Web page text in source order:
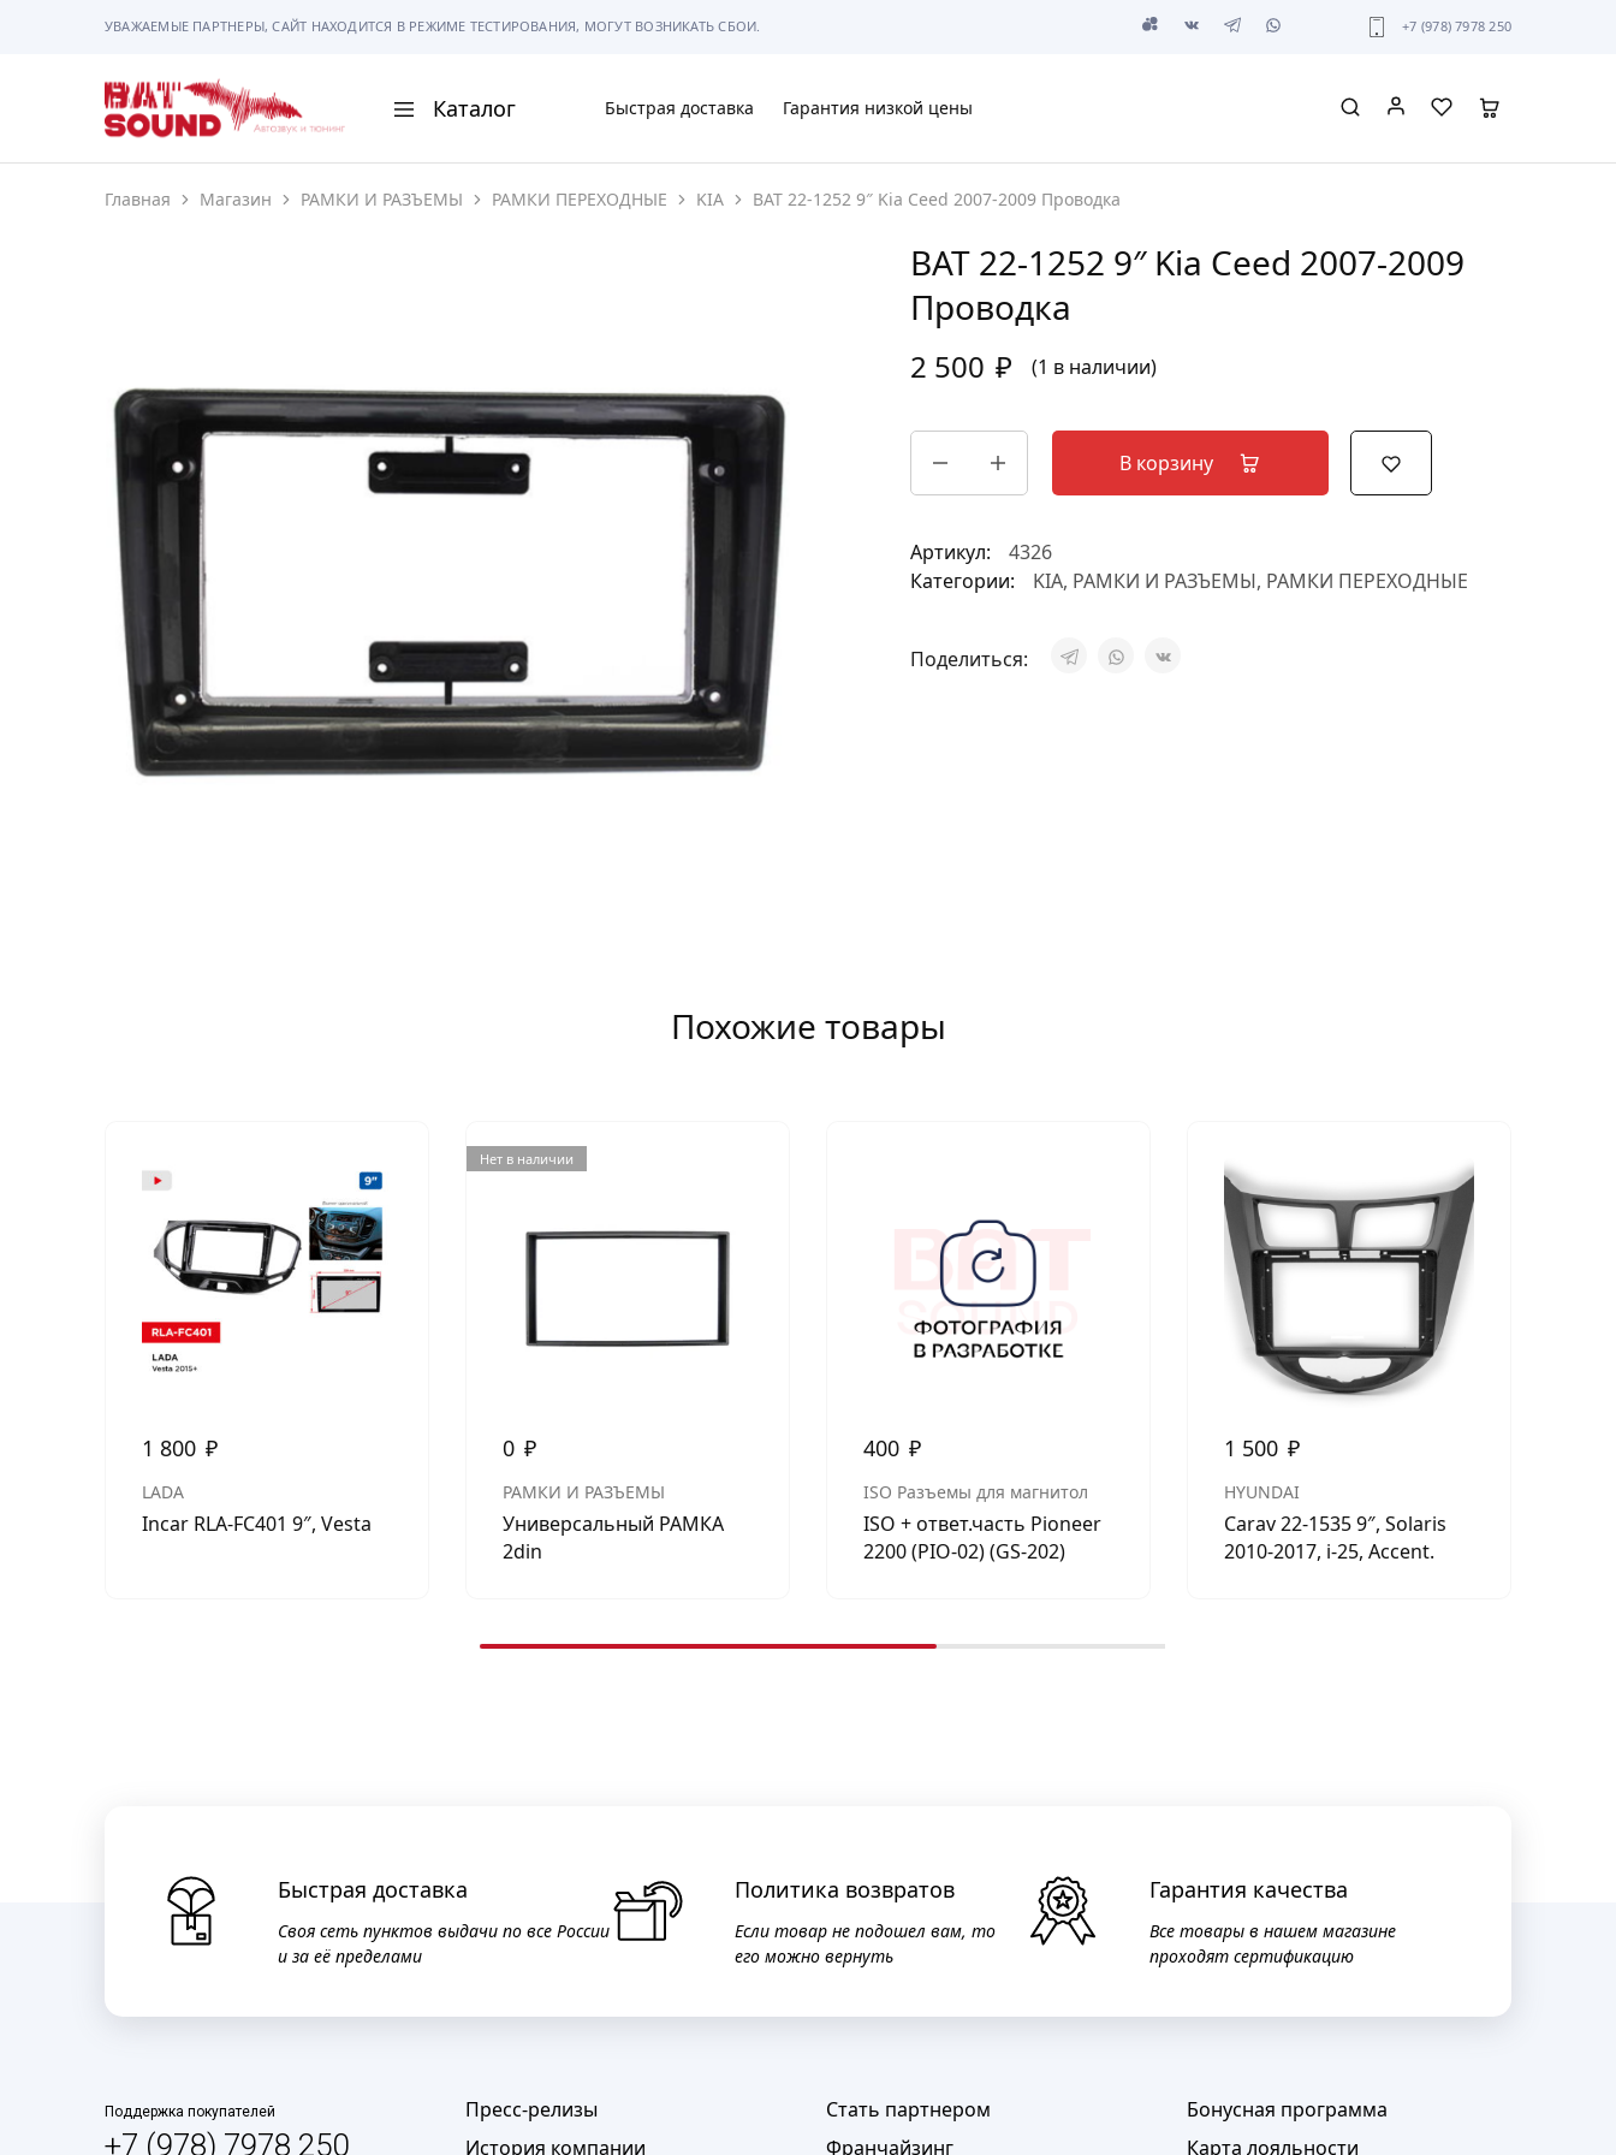
УВАЖАЕМЫЕ ПАРТНЕРЫ, САЙТ НАХОДИТСЯ В РЕЖИМЕ ТЕСТИРОВАНИЯ, МОГУТ ВОЗНИКАТЬ СБОИ. +7 (978) 7978 250
BAT
Sound
Каталог
АВТОМАГНИТОЛЫ
ГАДЖЕТЫ
СИГНАЛИЗАЦИИ
ШУМОИЗОЛЯЦИЯ
КОВРИКИ и ХИМИЯ
Быстрая доставка Гарантия низкой цены
Главная Магазин РАМКИ И РАЗЪЕМЫ РАМКИ ПЕРЕХОДНЫЕ KIA BAT 22-1252 9″ Kia Ceed 2007-2009 Проводка
BAT 22-1252 9″ Kia Ceed 2007-2009
Проводка
2 500 ₽ (1 в наличии)
В корзину
Артикул:
4326
Категории:
KIA, РАМКИ И РАЗЪЕМЫ, РАМКИ ПЕРЕХОДНЫЕ
Поделиться:
Похожие товары
1 800 ₽
LADA
Incar RLA-FC401 9″, Vesta
Нет в наличии
0 ₽
РАМКИ И РАЗЪЕМЫ
Универсальный РАМКА
2din
400 ₽
ISO Разъемы для магнитол
ISO + ответ.часть Pioneer
2200 (PIO-02) (GS-202)
1 500 ₽
HYUNDAI
Carav 22-1535 9″, Solaris
2010-2017, i-25, Accent.
Быстрая доставка
Своя сеть пунктов выдачи по все России
и за её пределами
Политика возвратов
Если товар не подошел вам, то
его можно вернуть
Гарантия качества
Все товары в нашем магазине
проходят сертификацию
Поддержка покупателей
+7 (978) 7978 250
Пресс-релизы
История компании
Стать партнером
Франчайзинг
Бонусная программа
Карта лояльности